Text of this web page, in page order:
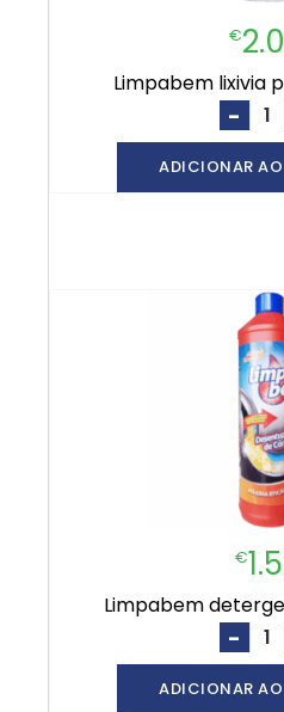
€
limpabem lixivia
-
ADICIONAR
€
limpabem
-
ADICIONAR